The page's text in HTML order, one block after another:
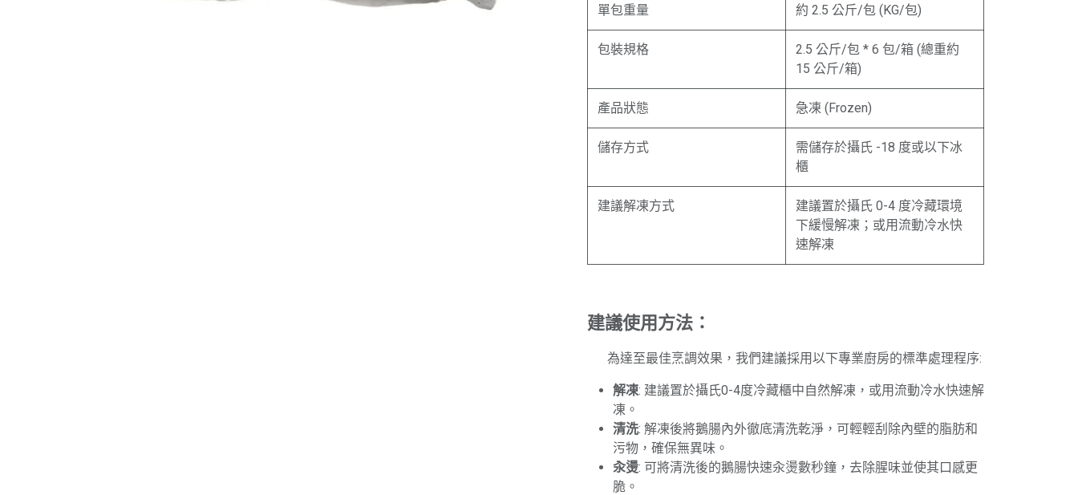
單包重量 約 2.5 公斤/包 (KG/包)
包裝規格
2.5 公斤/包 * 6 包/箱 (總重約
15 公斤/箱)
產品狀態 急凍 (Frozen)
儲存方式
需儲存於攝氏 -18 度或以下冰
櫃
建議解凍方式
建議置於攝氏 0-4 度冷藏環境
下緩慢解凍；或用流動冷水快
速解凍
建議使用方法：
​為達至最佳烹調效果，我們建議採用以下專業廚房的標準處理程序:
解凍: 建議置於攝氏0-4度冷藏櫃中自然解凍，或用流動冷水快速解
凍。
清洗: 解凍後將鵝腸內外徹底清洗乾淨，可輕輕刮除內壁的脂肪和
污物，確保無異味。
汆燙: 可將清洗後的鵝腸快速汆燙數秒鐘，去除腥味並使其口感更
脆。